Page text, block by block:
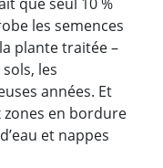
les semences
plante traitée –
les
années. Et
en bordure
et nappes